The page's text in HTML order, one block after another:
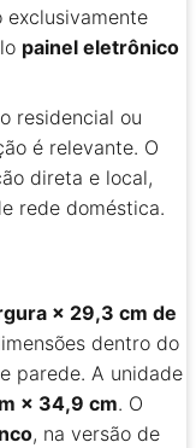
exclusivamente
painel eletrônico
residencial ou
é relevante. O
direta e local,
rede doméstica.
× 29,3 cm de
dentro do
parede. A unidade
× 34,9 cm. O
, na versão de